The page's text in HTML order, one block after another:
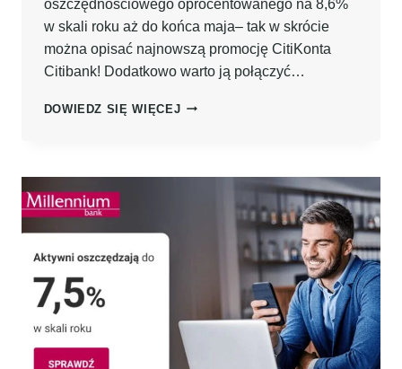
oszczędnościowego oprocentowanego na 8,6%
w skali roku aż do końca maja– tak w skrócie
można opisać najnowszą promocję CitiKonta
Citibank! Dodatkowo warto ją połączyć…
DOWIEDZ SIĘ WIĘCEJ8,6%
CITIBANK
ZAŁOŻENIU
DARMOWEGO
CITIKONTA!
KARTĘ
KREDYTOWĄ!